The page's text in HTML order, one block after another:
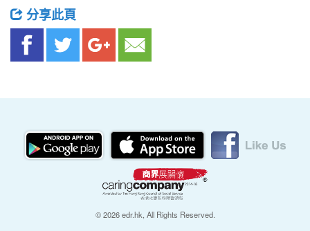
分享此頁
© 2026 edr.hk, All Rights Reserved.